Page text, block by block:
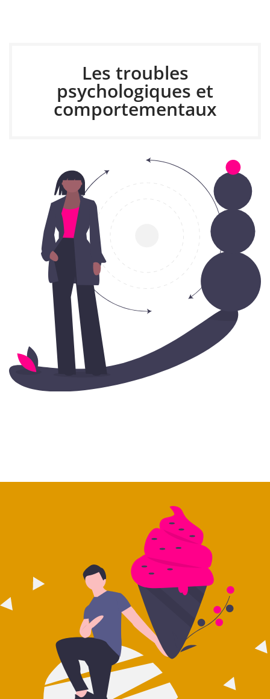
Les troubles
psychologiques et
comportementaux